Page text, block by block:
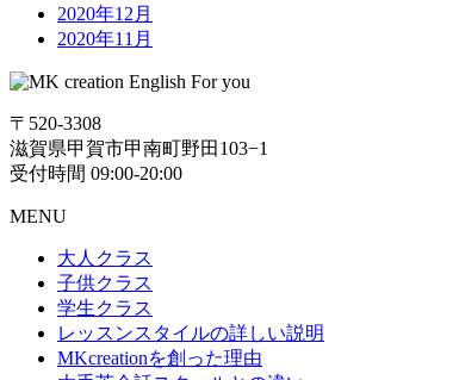
2020年12月
2020年11月
〒520-3308
滋賀県甲賀市甲南町野田103−1
受付時間 09:00-20:00
MENU
大人クラス
子供クラス
学生クラス
レッスンスタイルの詳しい説明
MKcreationを創った理由